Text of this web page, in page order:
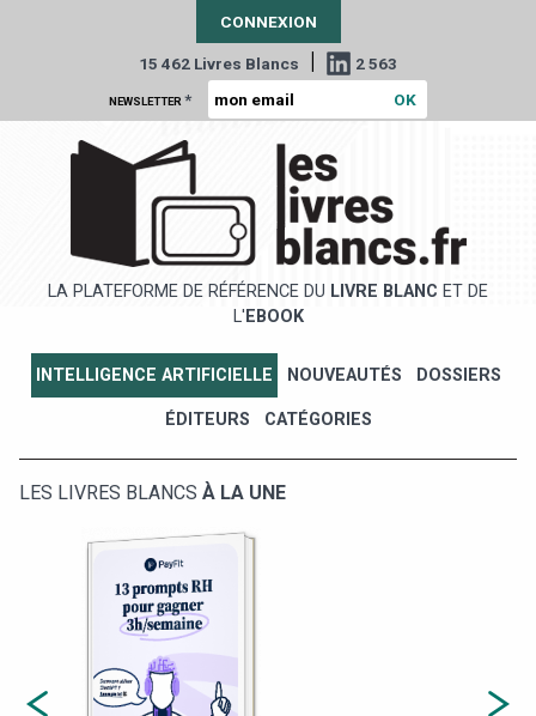
CONNEXION
15 462 Livres Blancs | 2 563
NEWSLETTER *
LA PLATEFORME DE RÉFÉRENCE DU LIVRE BLANC ET DE
L' EBOOK
INTELLIGENCE ARTIFICIELLE NOUVEAUTÉS DOSSIERS
ÉDITEURS CATÉGORIES
LES LIVRES BLANCS À LA UNE